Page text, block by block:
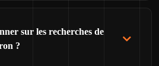
sur les recherches de
?